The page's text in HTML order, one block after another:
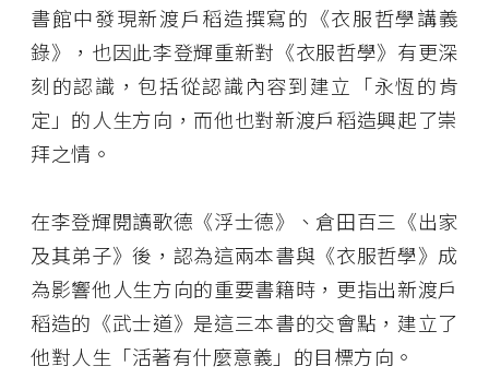
書館中發現新渡戶稻造撰寫的《衣服哲學講義
錄》，也因此李登輝重新對《衣服哲學》有更深
刻的認識，包括從認識內容到建立「永恆的肯
定」的人生方向，而他也對新渡戶稻造興起了崇
拜之情。
在李登輝閱讀歌德《浮士德》、倉田百三《出家
及其弟子》後，認為這兩本書與《衣服哲學》成
為影響他人生方向的重要書籍時，更指出新渡戶
稻造的《武士道》是這三本書的交會點，建立了
他對人生「活著有什麼意義」的目標方向。